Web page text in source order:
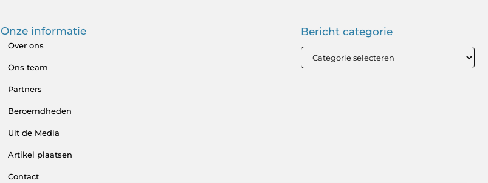
Onze informatie
Over ons
Ons team
Partners
Beroemdheden
Uit de Media
Artikel plaatsen
Contact
Bericht categorie